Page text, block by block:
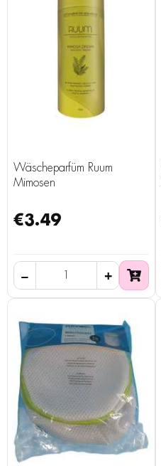
Wäscheparfüm Ruum
Mimosen
€3.49